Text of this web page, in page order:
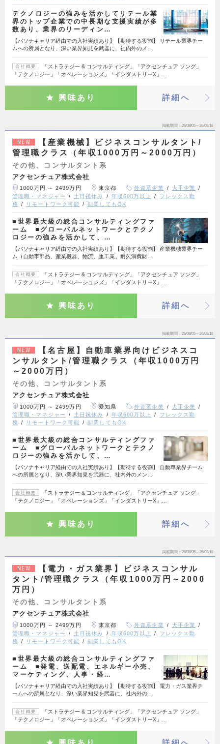
テクノロジーの強みを活かしてリテール業
界のトップ企業での中長期な支援実績が多
数あり、業界のリーディン…
【パソナキャリア経由での入社実績あり】【期待する役割】 リテール業界チー
ムへの所属となり、深い業界知見を武器に、社内外のメ…
会社概要
「ストラテジー & コンサルティング」「アクセンチュア ソング」
「テクノロジー」「オペレーションズ」「インダストリーX」…
興味あり 詳細へ
掲載期間 26/08/05～26/08/18
NEW
【産業機械】ビジネスコンサルタント/
管理職クラス（年収1000万円～2000万円）
その他、コンサルタント系
アクセンチュア株式会社
1000万円 ～ 2499万円 東京都 外資系企業
大手企業
管理職・マネジャー
土日祝休み 年収600万以上
フレックス勤
務
リモートワーク可能 副業してもOK
■世界最大級の総合コンサルティングファ
ーム ■グローバルネットワークとテクノ
ロジーの強みを活かして、…
【パソナキャリア経由での入社実績あり】【期待する役割】 産業機械業界チー
ム（自動車部品、産業機器、物流、重工業、耐久消費財…
会社概要
「ストラテジー & コンサルティング」「アクセンチュア ソング」
「テクノロジー」「オペレーションズ」「インダストリーX」…
興味あり 詳細へ
掲載期間 26/08/05～26/08/18
NEW
【名古屋】自動車業界向けビジネスコ
ンサルタント/管理職クラス（年収1000万円
～2000万円）
その他、コンサルタント系
アクセンチュア株式会社
1000万円 ～ 2499万円 愛知県 外資系企業
大手企業
管理職・マネジャー
土日祝休み 年収600万以上
フレックス勤
務
リモートワーク可能 副業してもOK
■世界最大級の総合コンサルティングファ
ーム ■グローバルネットワークとテクノ
ロジーの強みを活かして、…
【パソナキャリア経由での入社実績あり】【期待する役割】 自動車業界チーム
への所属となり、深い業界知見を武器に、社内外のメン…
会社概要
「ストラテジー & コンサルティング」「アクセンチュア ソング」
「テクノロジー」「オペレーションズ」「インダストリーX」…
興味あり 詳細へ
掲載期間 26/08/05～26/08/18
NEW
【電力・ガス業界】ビジネスコンサル
タント/管理職クラス（年収1000万円～2000
万円）
その他、コンサルタント系
アクセンチュア株式会社
1000万円 ～ 2499万円 東京都 外資系企業
大手企業
管理職・マネジャー
土日祝休み 年収600万以上
フレックス勤
務
リモートワーク可能 副業してもOK
■世界最大級の総合コンサルティングファ
ーム ■発電、送配電、エネルギー小売、
マーケティング、人事・経…
【パソナキャリア経由での入社実績あり】【期待する役割】 電力・ガス業界チ
ームへの所属となり、深い業界知見を武器に、社内外の…
会社概要
「ストラテジー & コンサルティング」「アクセンチュア ソング」
「テクノロジー」「オペレーションズ」「インダストリーX」…